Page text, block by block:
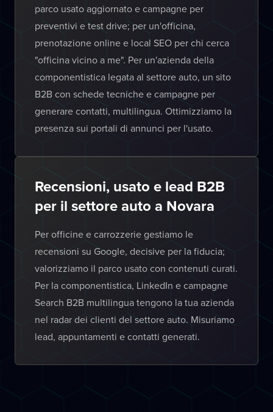
parco usato aggiornato e campagne per
preventivi e test drive; per un'officina,
prenotazione online e local SEO per chi cerca
"officina vicino a me". Per un'azienda della
componentistica legata al settore auto, un sito
B2B con schede tecniche e campagne per
generare contatti, multilingua. Ottimizziamo la
presenza sui portali di annunci per l'usato.
Recensioni, usato e lead B2B
per il settore auto a Novara
Per officine e carrozzerie gestiamo le
recensioni su Google, decisive per la fiducia;
valorizziamo il parco usato con contenuti curati.
Per la componentistica, LinkedIn e campagne
Search B2B multilingua tengono la tua azienda
nel radar dei clienti del settore auto. Misuriamo
lead, appuntamenti e contatti generati.